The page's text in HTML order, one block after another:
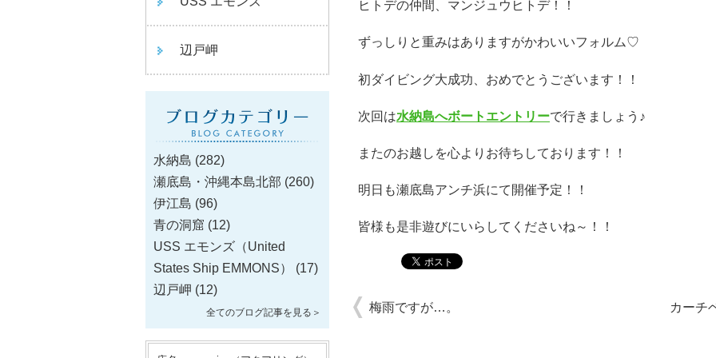
辺戸岬
水納島 (282)
瀬底島・沖縄本島北部 (260)
伊江島 (96)
青の洞窟 (12)
USS エモンズ（United
States Ship EMMONS）
(17)
辺戸岬 (12)
全てのブログ記事を見る＞
ヒトデの仲間、マンジュウヒトデ！！
ずっしりと重みはありますがかわいいフォルム♡
初ダイビング大成功、おめでとうございます！！
次回は水納島へボートエントリーで行きましょう♪
またのお越しを心よりお待ちしております！！
明日も瀬底島アンチ浜にて開催予定！！
皆様も是非遊びにいらしてくださいね～！！
梅雨ですが…。 カーチ